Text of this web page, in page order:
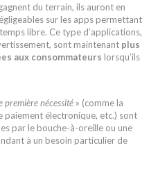
du terrain, ils auront en
sur les apps permettant
libre. Ce type d’applications,
sont maintenant plus
aux consommateurs lorsqu’ils
première nécessité » (comme la
paiement électronique, etc.) sont
par le bouche-à-oreille ou une
à un besoin particulier de